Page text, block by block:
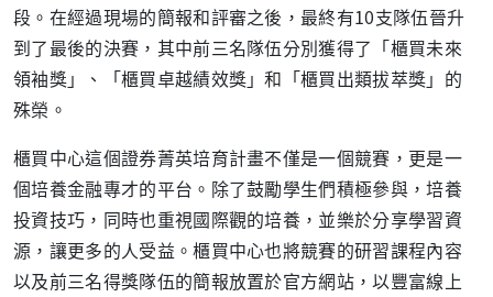
段。在經過現場的簡報和評審之後，最終有10支隊伍晉升
到了最後的決賽，其中前三名隊伍分別獲得了「櫃買未來
領袖獎」、「櫃買卓越績效獎」和「櫃買出類拔萃獎」的
殊榮。
櫃買中心這個證券菁英培育計畫不僅是一個競賽，更是一
個培養金融專才的平台。除了鼓勵學生們積極參與，培養
投資技巧，同時也重視國際觀的培養，並樂於分享學習資
源，讓更多的人受益。櫃買中心也將競賽的研習課程內容
以及前三名得獎隊伍的簡報放置於官方網站，以豐富線上